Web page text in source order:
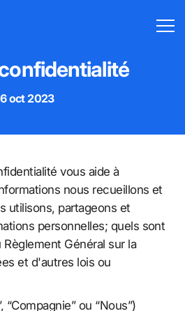
oct 2023
vous aide à
nous recueillons et
utilisons, partageons et
personnelles; quels sont
Général sur la
et d'autres lois ou
“Compagnie” ou “Nous”)